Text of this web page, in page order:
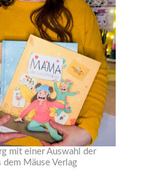
mit einer Auswahl der
dem Mäuse Verlag